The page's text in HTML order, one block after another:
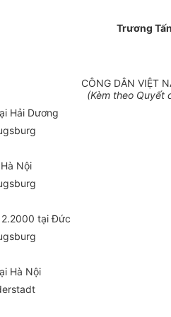
Trương
CÔNG DÂN VIỆT
(Kèm theo Quyết
Hải Dương
Nội
tại Đức
Hà Nội